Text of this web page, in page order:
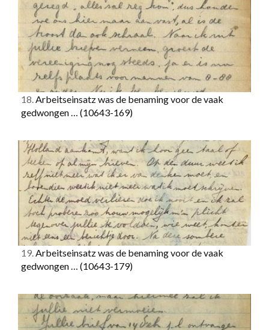
18.Arbeitseinsatz was de benaming voor de vaak
gedwongen … (10643-169)
19.Arbeitseinsatz was de benaming voor de vaak
gedwongen … (10643-179)